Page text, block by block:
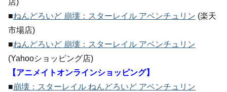
店)
■ねんどろいど 崩壊：スターレイル アベンチュリン (楽天
市場店)
■ねんどろいど 崩壊：スターレイル アベンチュリン
(Yahooショッピング店)
【アニメイトオンラインショッピング】
■崩壊：スターレイル ねんどろいど アベンチュリン